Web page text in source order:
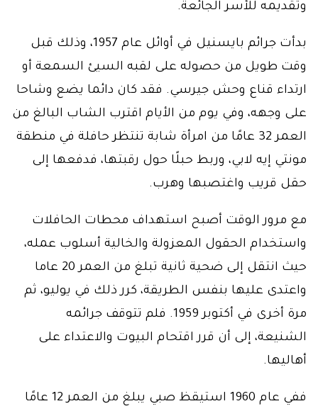
وتقديمه للأسر الجائعة.
بدأت جرائم بايسنيل في أوائل عام 1957، وذلك قبل
وقت طويل من حصوله على لقبه السيئ السمعة أو
ارتداء قناع وحش جيرسي. فقد كان دائما يضع وشاحا
على وجهه، وفي يوم من الأيام اقترب الشاب البالغ من
العمر 32 عامًا من امرأة شابة تنتظر حافلة في منطقة
مونتي إيه لابي، وربط حبلًا حول رقبتها، فدفعها إلى
حقل قريب واغتصبها وهرب.
مع مرور الوقت أصبح استهداف محطات الحافلات
واستخدام الحقول المعزولة والخالية أسلوب عمله،
حيث انتقل إلى ضحية ثانية تبلغ من العمر 20 عاما
واعتدى عليها بنفس الطريقة، كرر ذلك في يوليو، ثم
مرة أخرى في أكتوبر 1959. فلم تتوقف جرائمه
الشنيعة، إلى أن قرر اقتحام البيوت والاعتداء على
أهاليها.
ففي عام 1960 استيقظ صبي يبلغ من العمر 12 عامًا